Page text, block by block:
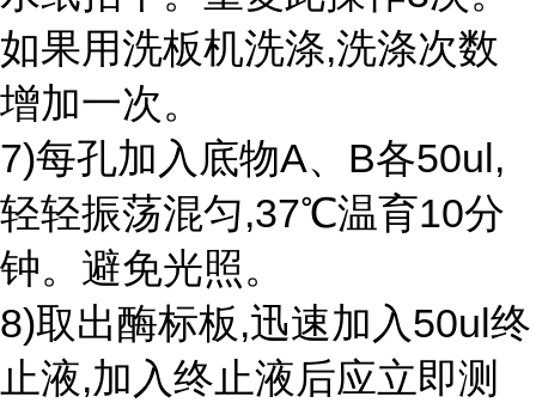
如果用洗板机洗涤,洗涤次数
增加一次。
7)每孔加入底物A、B各50ul,
轻轻振荡混匀,37℃温育10分
钟。避免光照。
8)取出酶标板,迅速加入50ul终
止液,加入终止液后应立即测